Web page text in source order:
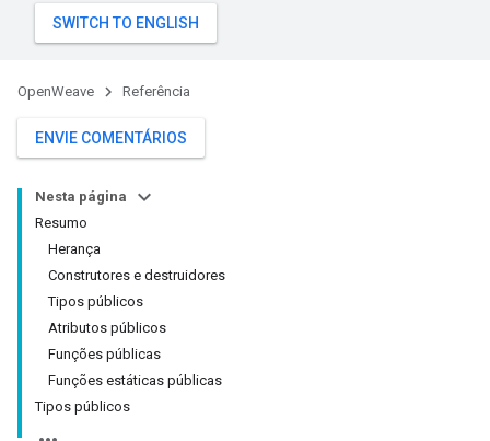
OpenWeave Referência
ENVIE COMENTÁRIOS
Nesta página
Resumo
Herança
Construtores e destruidores
Tipos públicos
Atributos públicos
Funções públicas
Funções estáticas públicas
Tipos públicos